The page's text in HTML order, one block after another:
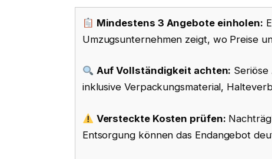
Mindestens 3 Angebote einholen:
Umzugsunternehmen zeigt, wo Preise
Auf Vollständigkeit achten: Seriöse
inklusive Verpackungsmaterial,
Versteckte Kosten prüfen:
Entsorgung können das Endangebot